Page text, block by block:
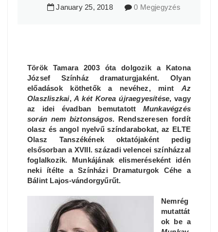
January 25, 2018 0 Megjegyzés
Török Tamara 2003 óta dolgozik a Katona
József Színház dramaturgjaként. Olyan
előadások köthetők a nevéhez, mint Az
Olaszliszkai,A két Korea újraegyesítése, vagy
az idei évadban bemutatott Munkavégzés
során nem biztonságos. Rendszeresen fordít
olasz és angol nyelvű színdarabokat, az ELTE
Olasz Tanszékének oktatójaként pedig
elsősorban a XVIII. századi velencei színházzal
foglalkozik. Munkájának elismeréseként idén
neki ítélte a Színházi Dramaturgok Céhe a
Bálint Lajos-vándorgyűrűt.
Nemrég
mutattát
ok be a